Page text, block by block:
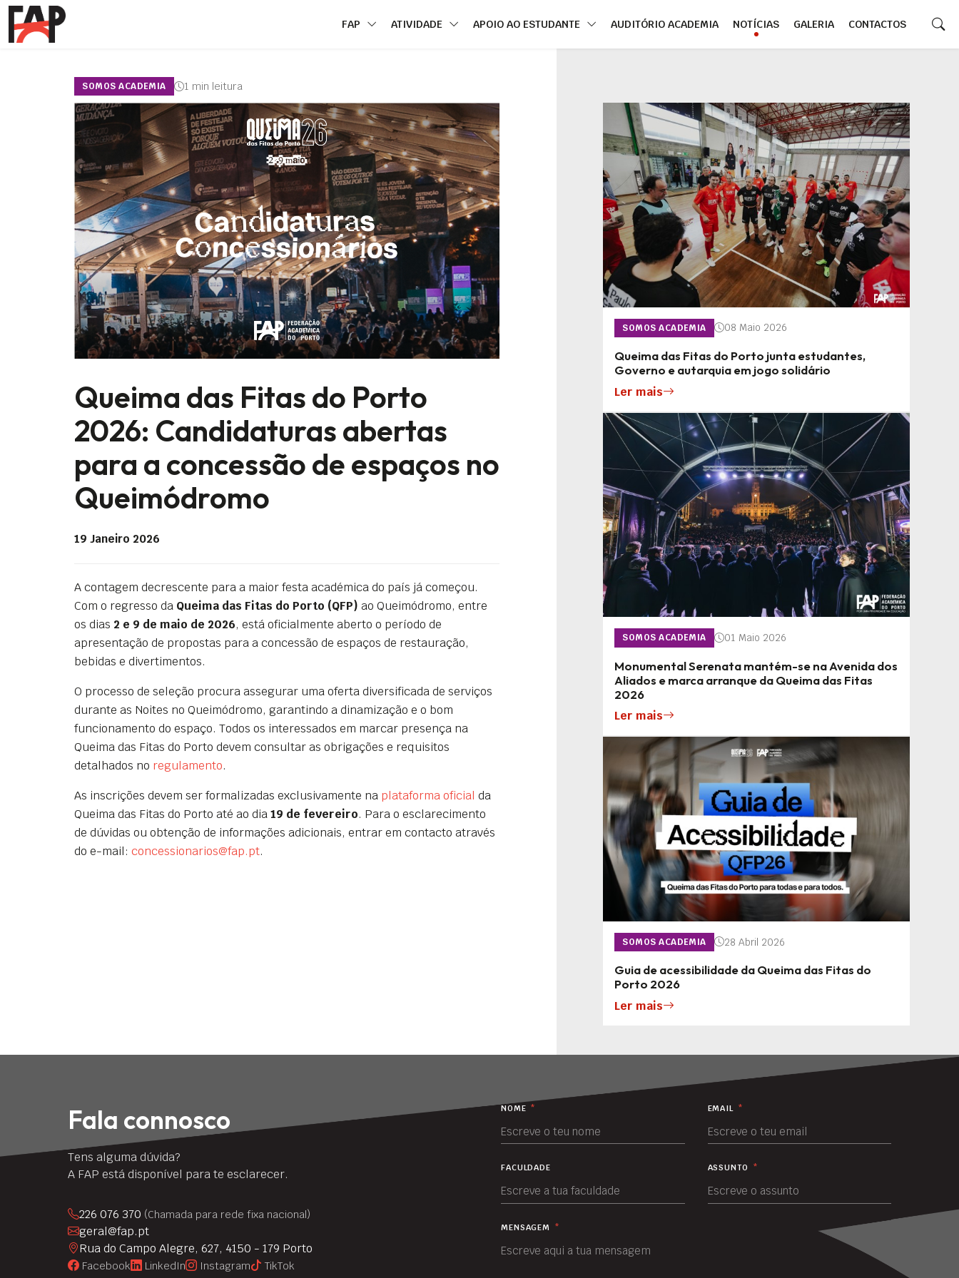
FAP ATIVIDADE APOIO AO ESTUDANTE AUDITÓRIO ACADEMIA NOTÍCIAS GALERIA CONTACTOS
SOMOS ACADEMIA 1 min leitura
Queima das Fitas do Porto
2026: Candidaturas abertas
para a concessão de espaços no
Queimódromo
19 Janeiro 2026
A contagem decrescente para a maior festa académica do país já começou.
Com o regresso da Queima das Fitas do Porto (QFP) ao Queimódromo, entre
os dias 2 e 9 de maio de 2026, está oficialmente aberto o período de
apresentação de propostas para a concessão de espaços de restauração,
bebidas e divertimentos.
O processo de seleção procura assegurar uma oferta diversificada de serviços
durante as Noites no Queimódromo, garantindo a dinamização e o bom
funcionamento do espaço. Todos os interessados em marcar presença na
Queima das Fitas do Porto devem consultar as obrigações e requisitos
detalhados no regulamento.
As inscrições devem ser formalizadas exclusivamente na plataforma oficial da
Queima das Fitas do Porto até ao dia19 de fevereiro. Para o esclarecimento
de dúvidas ou obtenção de informações adicionais, entrar em contacto através
do e-mail: concessionarios@fap.pt.
SOMOS ACADEMIA 08 Maio 2026
Queima das Fitas do Porto junta estudantes,
Governo e autarquia em jogo solidário
Ler mais
SOMOS ACADEMIA 01 Maio 2026
Monumental Serenata mantém-se na Avenida dos
Aliados e marca arranque da Queima das Fitas
2026
Ler mais
SOMOS ACADEMIA 28 Abril 2026
Guia de acessibilidade da Queima das Fitas do
Porto 2026
Ler mais
Fala connosco
Tens alguma dúvida?
A FAP está disponível para te esclarecer.
226 076 370 (Chamada para rede fixa nacional)
geral@fap.pt
Rua do Campo Alegre, 627, 4150 - 179 Porto
Facebook LinkedIn Instagram TikTok
NOME * EMAIL *
FACULDADE ASSUNTO *
MENSAGEM *